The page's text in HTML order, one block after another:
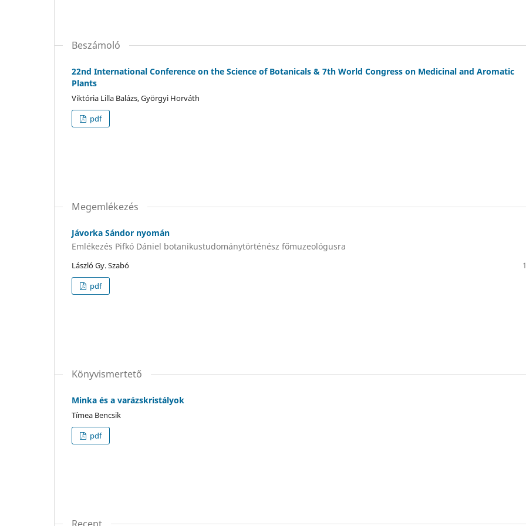
Beszámoló
22nd International Conference on the Science of Botanicals & 7th World Congress on Medicinal and Aromatic
Plants
Viktória Lilla Balázs, Györgyi Horváth
pdf
Megemlékezés
Jávorka Sándor nyomán
Emlékezés Pifkó Dániel botanikustudománytörténész főmuzeológusra
László Gy. Szabó
pdf
Könyvismertető
Minka és a varázskristályok
Tímea Bencsik
pdf